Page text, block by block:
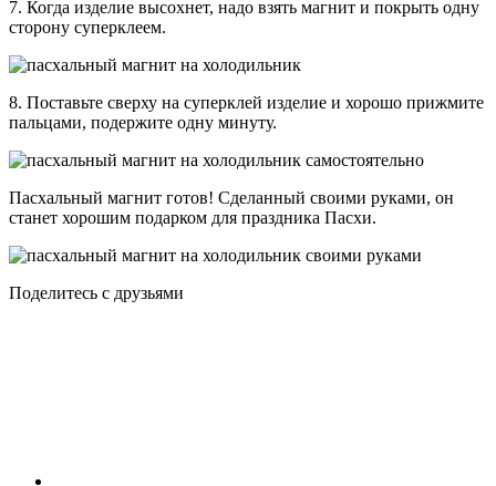
7. Когда изделие высохнет, надо взять магнит и покрыть одну
сторону суперклеем.
8. Поставьте сверху на суперклей изделие и хорошо прижмите
пальцами, подержите одну минуту.
Пасхальный магнит готов! Сделанный своими руками, он
станет хорошим подарком для праздника Пасхи.
Поделитесь с друзьями